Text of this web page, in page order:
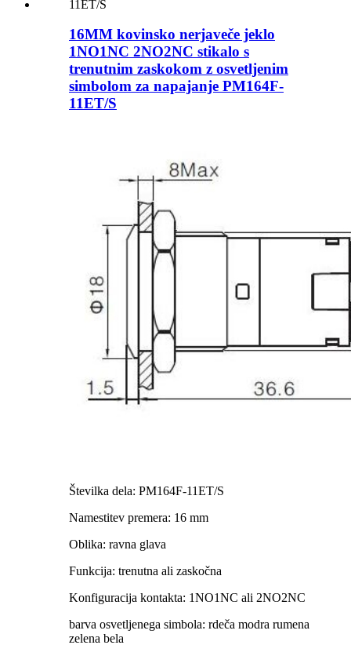
16MM kovinsko nerjaveče jeklo
1NO1NC 2NO2NC stikalo s
trenutnim zaskokom z osvetljenim
simbolom za napajanje PM164F-
11ET/S
Številka dela: PM164F-11ET/S
Namestitev premera: 16 mm
Oblika: ravna glava
Funkcija: trenutna ali zaskočna
Konfiguracija kontakta: 1NO1NC ali 2NO2NC
barva osvetljenega simbola: rdeča modra rumena
zelena bela